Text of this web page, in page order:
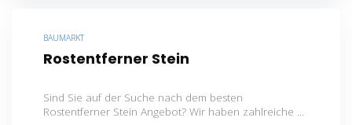
BAUMARKT
Rostentferner Stein
Sind Sie auf der Suche nach dem besten
Rostentferner Stein Angebot? Wir haben zahlreiche ...